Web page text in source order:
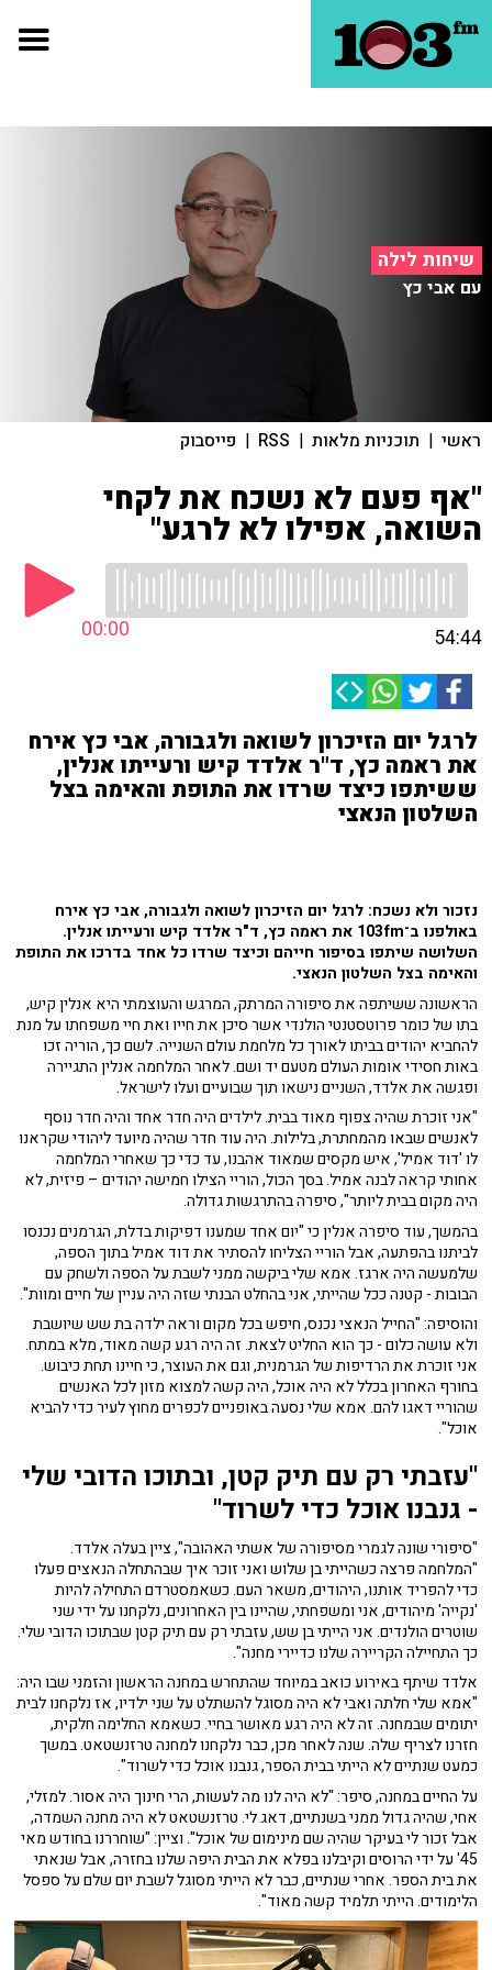
שיחות לילה
עם אבי כץ
ראשי | תוכניות מלאות |
RSS
| פייסבוק
"אף פעם לא נשכח את לקחי
השואה, אפילו לא לרגע"
00:00 54:44
לרגל יום הזיכרון לשואה ולגבורה, אבי כץ אירח
את ראמה כץ, ד"ר אלדד קיש ורעייתו אנלין,
ששיתפו כיצד שרדו את התופת והאימה בצל
השלטון הנאצי
נזכור ולא נשכח: לרגל יום הזיכרון לשואה ולגבורה, אבי כץ אירח
באולפנו ב־103fm את ראמה כץ, ד"ר אלדד קיש ורעייתו אנלין.
השלושה שיתפו בסיפור חייהם וכיצד שרדו כל אחד בדרכו את התופת
והאימה בצל השלטון הנאצי.
הראשונה ששיתפה את סיפורה המרתק, המרגש והעוצמתי היא אנלין קיש,
בתו של כומר פרוטסטנטי הולנדי אשר סיכן את חייו ואת חיי משפחתו על מנת
להחביא יהודים בביתו לאורך כל מלחמת עולם השנייה. לשם כך, הוריה זכו
באות חסידי אומות העולם מטעם יד ושם. לאחר המלחמה אנלין התגיירה
ופגשה את אלדד, השניים נישאו תוך שבועיים ועלו לישראל.
"אני זוכרת שהיה צפוף מאוד בבית. לילדים היה חדר אחד והיה חדר נוסף
לאנשים שבאו מהמחתרת, בלילות. היה עוד חדר שהיה מיועד ליהודי שקראנו
לו 'דוד אמיל', איש מקסים שמאוד אהבנו, עד כדי כך שאחרי המלחמה
אחותי קראה לבנה אמיל. בסך הכול, הוריי הצילו חמישה יהודים – פיזית, לא
היה מקום בבית ליותר", סיפרה בהתרגשות גדולה.
בהמשך, עוד סיפרה אנלין כי "יום אחד שמענו דפיקות בדלת, הגרמנים נכנסו
לביתנו בהפתעה, אבל הוריי הצליחו להסתיר את דוד אמיל בתוך הספה,
שלמעשה היה ארגז. אמא שלי ביקשה ממני לשבת על הספה ולשחק עם
הבובות - קטנה ככל שהייתי, אני בהחלט הבנתי שזה היה עניין של חיים ומוות".
והוסיפה: "החייל הנאצי נכנס, חיפש בכל מקום וראה ילדה בת שש שיושבת
ולא עושה כלום - כך הוא החליט לצאת. זה היה רגע קשה מאוד, מלא במתח.
אני זוכרת את הרדיפות של הגרמנית, וגם את העוצר, כי חיינו תחת כיבוש.
בחורף האחרון בכלל לא היה אוכל, היה קשה למצוא מזון לכל האנשים
שהוריי דאגו להם. אמא שלי נסעה באופניים לכפרים מחוץ לעיר כדי להביא
אוכל".
"עזבתי רק עם תיק קטן, ובתוכו הדובי שלי
- גנבנו אוכל כדי לשרוד"
"סיפורי שונה לגמרי מסיפורה של אשתי האהובה", ציין בעלה אלדד.
"המלחמה פרצה כשהייתי בן שלוש ואני זוכר איך שבהתחלה הנאצים פעלו
כדי להפריד אותנו, היהודים, משאר העם. כשאמסטרדם התחילה להיות
'נקייה' מיהודים, אני ומשפחתי, שהיינו בין האחרונים, נלקחנו על ידי שני
שוטרים הולנדים. אני הייתי בן שש, עזבתי רק עם תיק קטן שבתוכו הדובי שלי.
כך התחיילה הקריירה שלנו כדיירי מחנה".
אלדד שיתף באירוע כואב במיוחד שהתחרש במחנה הראשון והזמני שבו היה:
"אמא שלי חלתה ואבי לא היה מסוגל להשתלט על שני ילדיו, אז נלקחנו לבית
יתומים שבמחנה. זה לא היה רגע מאושר בחיי. כשאמא החלימה חלקית,
חזרנו לצריף שלה. שנה לאחר מכן, כבר נלקחנו למחנה טרזנשטאט. במשך
כמעט שנתיים לא הייתי בבית הספר, גנבנו אוכל כדי לשרוד".
על החיים במחנה, סיפר: "לא היה לנו מה לעשות, הרי חינוך היה אסור. למזלי,
אחי, שהיה גדול ממני בשנתיים, דאג לי. טרזנשטאט לא היה מחנה השמדה,
אבל זכור לי בעיקר שהיה שם מינימום של אוכל". וציין: "שוחררנו בחודש מאי
45' על ידי הרוסים וקיבלנו בפלא את הבית היפה שלנו בחזרה, אבל שנאתי
את בית הספר. אחרי שנתיים, כבר לא הייתי מסוגל לשבת יום שלם על ספסל
הלימודים. הייתי תלמיד קשה מאוד".